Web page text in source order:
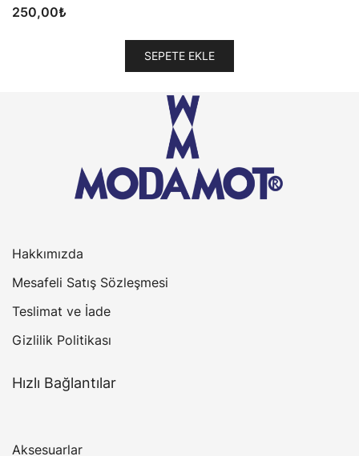
250,00₺
SEPETE EKLE
Hakkımızda
Mesafeli Satış Sözleşmesi
Teslimat ve İade
Gizlilik Politikası
Hızlı Bağlantılar
Aksesuarlar